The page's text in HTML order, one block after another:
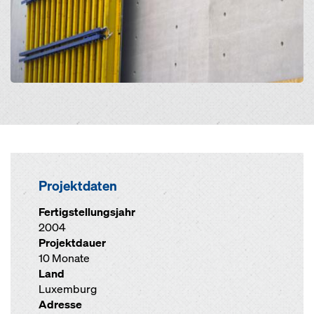
Projektdaten
Fertigstellungsjahr
2004
Projektdauer
10 Monate
Land
Luxemburg
Adresse